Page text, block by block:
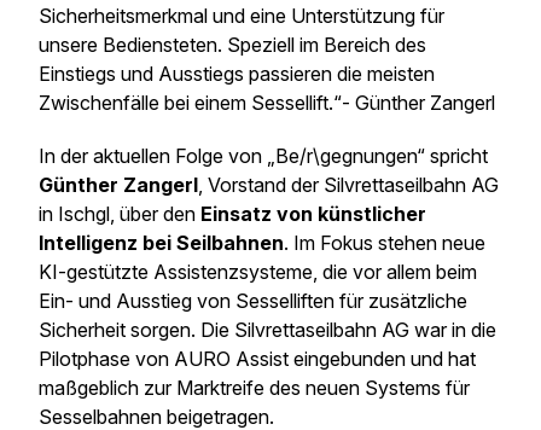
Sicherheitsmerkmal und eine Unterstützung für
unsere Bediensteten. Speziell im Bereich des
Einstiegs und Ausstiegs passieren die meisten
Zwischenfälle bei einem Sessellift.“- Günther Zangerl
In der aktuellen Folge von „Be/r\gegnungen“ spricht
Günther Zangerl, Vorstand der Silvrettaseilbahn AG
in Ischgl, über den Einsatz von künstlicher
Intelligenz bei Seilbahnen. Im Fokus stehen neue
KI-gestützte Assistenzsysteme, die vor allem beim
Ein- und Ausstieg von Sesselliften für zusätzliche
Sicherheit sorgen. Die Silvrettaseilbahn AG war in die
Pilotphase von AURO Assist eingebunden und hat
maßgeblich zur Marktreife des neuen Systems für
Sesselbahnen beigetragen.